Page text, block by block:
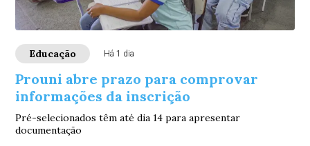
Educação Há 1 dia
Prouni abre prazo para comprovar
informações da inscrição
Pré-selecionados têm até dia 14 para apresentar
documentação